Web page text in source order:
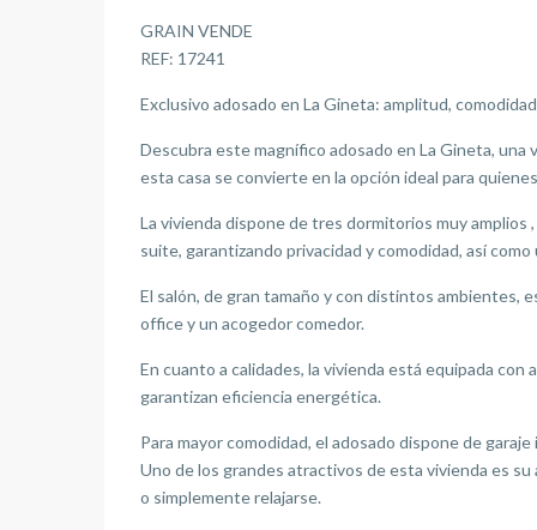
GRAIN VENDE
REF: 17241
Exclusivo adosado en La Gineta: amplitud,
Descubra este magnífico adosado en La Gineta, una
esta casa se convierte en la opción ideal para
La vivienda dispone de tres dormitorios muy
suite, garantizando privacidad y comodidad, así
El salón, de gran tamaño y con distintos ambientes,
office y un acogedor comedor.
En cuanto a calidades, la vivienda está equipada
garantizan eficiencia energética.
Para mayor comodidad, el adosado dispone de
Uno de los grandes atractivos de esta vivienda es
o simplemente relajarse.